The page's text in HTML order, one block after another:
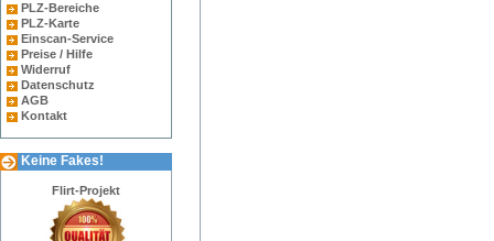
PLZ-Bereiche
PLZ-Karte
Einscan-Service
Preise / Hilfe
Widerruf
Datenschutz
AGB
Kontakt
Keine Fakes!
Flirt-Projekt